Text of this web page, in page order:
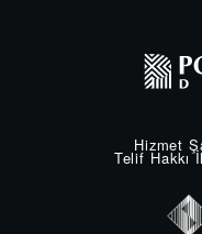
Hizmet
Telif Hakkı